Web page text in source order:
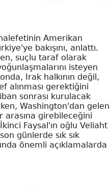
Amerikan
bakışını, anlattı.
suçlu taraf olarak
isteyen
Irak halkının değil,
alınması gerektiğini
sonrası kurulacak
Washington'dan gelen
arasına girebileceğini
Faysal'ın oğlu Veliaht
günlerde sık sık
önemli açıklamalarda